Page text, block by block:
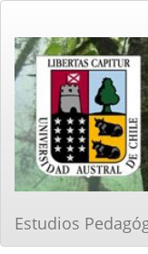
Contenido
principal
Barra
lateral
Estudios